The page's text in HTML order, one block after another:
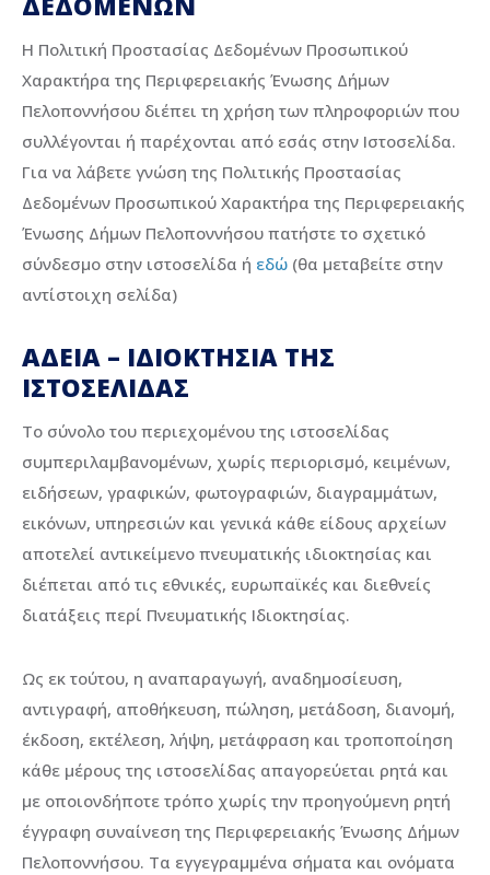
Η Πολιτική Προστασίας Δεδομένων Προσωπικού
Χαρακτήρα της Περιφερειακής Ένωσης Δήμων
Πελοποννήσου διέπει τη χρήση των πληροφοριών που
συλλέγονται ή παρέχονται από εσάς στην Ιστοσελίδα.
Για να λάβετε γνώση της Πολιτικής Προστασίας
Δεδομένων Προσωπικού Χαρακτήρα της Περιφερειακής
Ένωσης Δήμων Πελοποννήσου πατήστε το σχετικό
σύνδεσμο στην ιστοσελίδα ή εδώ (θα μεταβείτε στην
αντίστοιχη σελίδα)
ΑΔΕΙΑ – ΙΔΙΟΚΤΗΣΙΑ ΤΗΣ
ΙΣΤΟΣΕΛΙΔΑΣ
Το σύνολο του περιεχομένου της ιστοσελίδας
συμπεριλαμβανομένων, χωρίς περιορισμό, κειμένων,
ειδήσεων, γραφικών, φωτογραφιών, διαγραμμάτων,
εικόνων, υπηρεσιών και γενικά κάθε είδους αρχείων
αποτελεί αντικείμενο πνευματικής ιδιοκτησίας και
διέπεται από τις εθνικές, ευρωπαϊκές και διεθνείς
διατάξεις περί Πνευματικής Ιδιοκτησίας.
Ως εκ τούτου, η αναπαραγωγή, αναδημοσίευση,
αντιγραφή, αποθήκευση, πώληση, μετάδοση, διανομή,
έκδοση, εκτέλεση, λήψη, μετάφραση και τροποποίηση
κάθε μέρους της ιστοσελίδας απαγορεύεται ρητά και
με οποιονδήποτε τρόπο χωρίς την προηγούμενη ρητή
έγγραφη συναίνεση της Περιφερειακής Ένωσης Δήμων
Πελοποννήσου. Τα εγγεγραμμένα σήματα και ονόματα